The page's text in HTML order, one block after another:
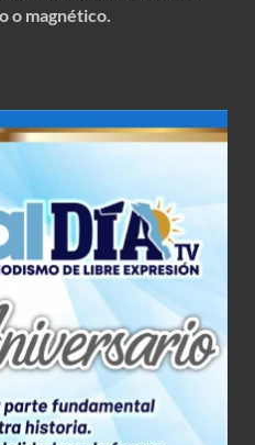
o magnético.